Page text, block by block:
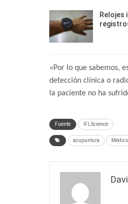
Relojes
«Por lo que sabemos,
detección clínica o
la paciente no ha
Fuente IFLScience
acupuntura